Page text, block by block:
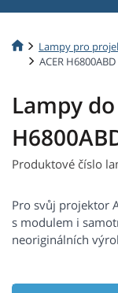
Lampy pro
ACER H6800ABD
Lampy
Produktové číslo
Pro svůj projektor
s modulem i
neoriginálních